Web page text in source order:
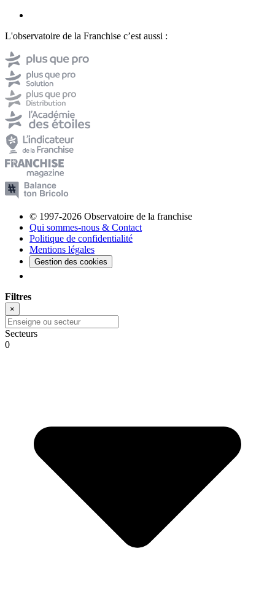
L'observatoire de la Franchise c’est aussi :
© 1997-2026 Observatoire de la franchise
Qui sommes-nous & Contact
Politique de confidentialité
Mentions légales
Gestion des cookies
Filtres
×
Secteurs
0